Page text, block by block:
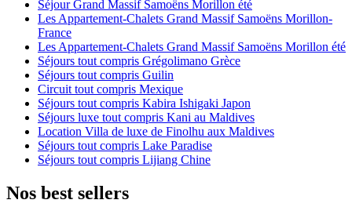
Séjour Grand Massif Samoëns Morillon été
Les Appartement-Chalets Grand Massif Samoëns Morillon-
France
Les Appartement-Chalets Grand Massif Samoëns Morillon été
Séjours tout compris Grégolimano Grèce
Séjours tout compris Guilin
Circuit tout compris Mexique
Séjours tout compris Kabira Ishigaki Japon
Séjours luxe tout compris Kani au Maldives
Location Villa de luxe de Finolhu aux Maldives
Séjours tout compris Lake Paradise
Séjours tout compris Lijiang Chine
Nos best sellers